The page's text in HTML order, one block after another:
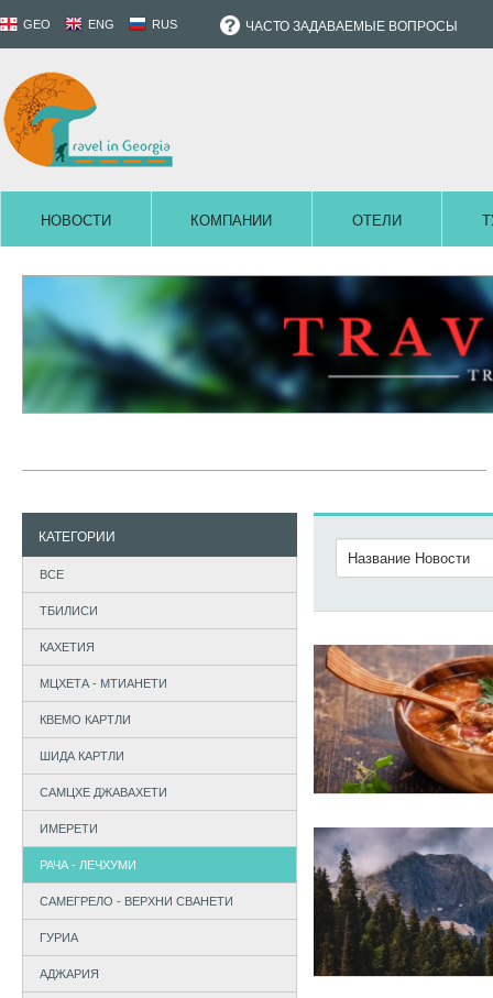
GEO ENG RUS ЧАСТО ЗАДАВАЕМЫЕ ВОПРОСЫ
НОВОСТИ КОМПАНИИ ОТЕЛИ
КАТЕГОРИИ
ВСЕ
ТБИЛИСИ
КАХЕТИЯ
МЦХЕТА - МТИАНЕТИ
КВЕМО КАРТЛИ
ШИДА КАРТЛИ
САМЦХЕ ДЖАВАХЕТИ
ИМЕРЕТИ
РАЧА - ЛЕЧХУМИ
САМЕГРЕЛО - ВЕРХНИ СВАНЕТИ
ГУРИА
АДЖАРИЯ